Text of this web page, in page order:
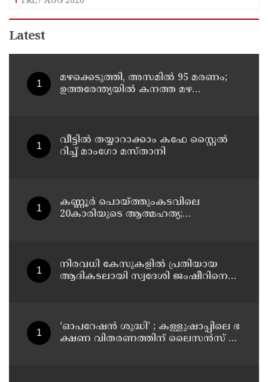
Latest
മഴക്കെടുത്തി, അസമിൽ 95 മരണം;
ഉത്തരേന്ത്യയില്‍ കനത്ത മഴ
വീട്ടിൽ തയ്യാറാക്കാം കഫേ സ്റ്റൈൽ
റിച്ച് മാംഗോ മസ്താനി
കണ്ണൂർ പൊയ്ത്തുംകടവിലെ
20കാരിയുടെ ആത്മഹത്യ;
നിരവധി കേസുകളിൽ പ്രതിയായ
ആദികടലായി സ്വദേശി ജംഷീറിനെ
‘ഓ​പ​റേ​ഷ​ൻ ശു​ദ്ധി’ ; ക​ള്ളു​ഷാ​പ്പി​ലെ ഭ​
ക്ഷ​ണ വി​ത​ര​ണ​ത്തി​ന് ലൈ​സ​ൻ​സ് നി​